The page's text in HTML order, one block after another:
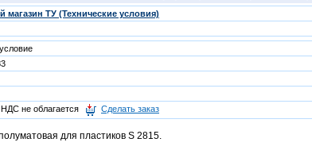
магазин ТУ (Технические условия)
НДС не облагается Сделать заказ
для пластиков S 2815.